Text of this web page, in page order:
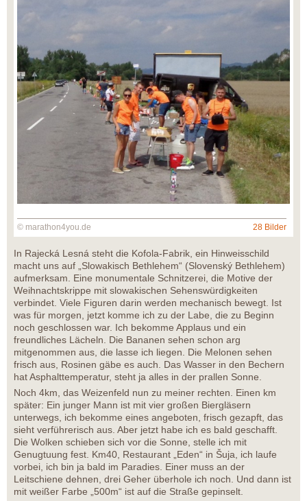
© marathon4you.de 28 Bilder
In Rajecká Lesná steht die Kofola-Fabrik, ein Hinweisschild
macht uns auf „Slowakisch Bethlehem“ (Slovenský Bethlehem)
aufmerksam. Eine monumentale Schnitzerei, die Motive der
Weihnachtskrippe mit slowakischen Sehenswürdigkeiten
verbindet. Viele Figuren darin werden mechanisch bewegt. Ist
was für morgen, jetzt komme ich zu der Labe, die zu Beginn
noch geschlossen war. Ich bekomme Applaus und ein
freundliches Lächeln. Die Bananen sehen schon arg
mitgenommen aus, die lasse ich liegen. Die Melonen sehen
frisch aus, Rosinen gäbe es auch. Das Wasser in den Bechern
hat Asphalttemperatur, steht ja alles in der prallen Sonne.
Noch 4km, das Weizenfeld nun zu meiner rechten. Einen km
später: Ein junger Mann ist mit vier großen Biergläsern
unterwegs, ich bekomme eines angeboten, frisch gezapft, das
sieht verführerisch aus. Aber jetzt habe ich es bald geschafft.
Die Wolken schieben sich vor die Sonne, stelle ich mit
Genugtuung fest. Km40, Restaurant „Eden“ in Šuja, ich laufe
vorbei, ich bin ja bald im Paradies. Einer muss an der
Leitschiene dehnen, drei Geher überhole ich noch. Und dann ist
mit weißer Farbe „500m“ ist auf die Straße gepinselt.